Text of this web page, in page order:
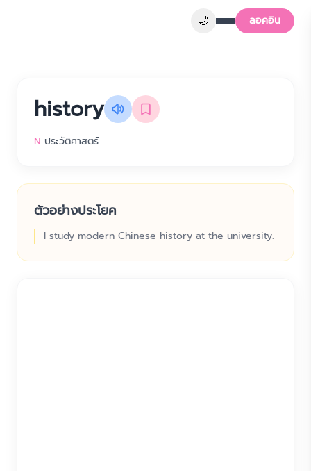
🌙 ลอคอิน
history
N ประวัติศาสตร์
ตัวอย่างประโยค
I study modern Chinese history at the university.